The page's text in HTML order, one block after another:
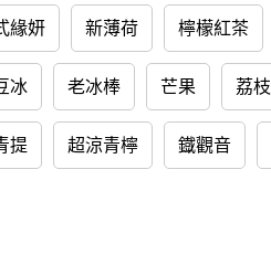
緣妍 新薄荷 檸檬紅茶
冰 老冰棒 芒果 荔枝
提 超涼青檸 鐡觀音